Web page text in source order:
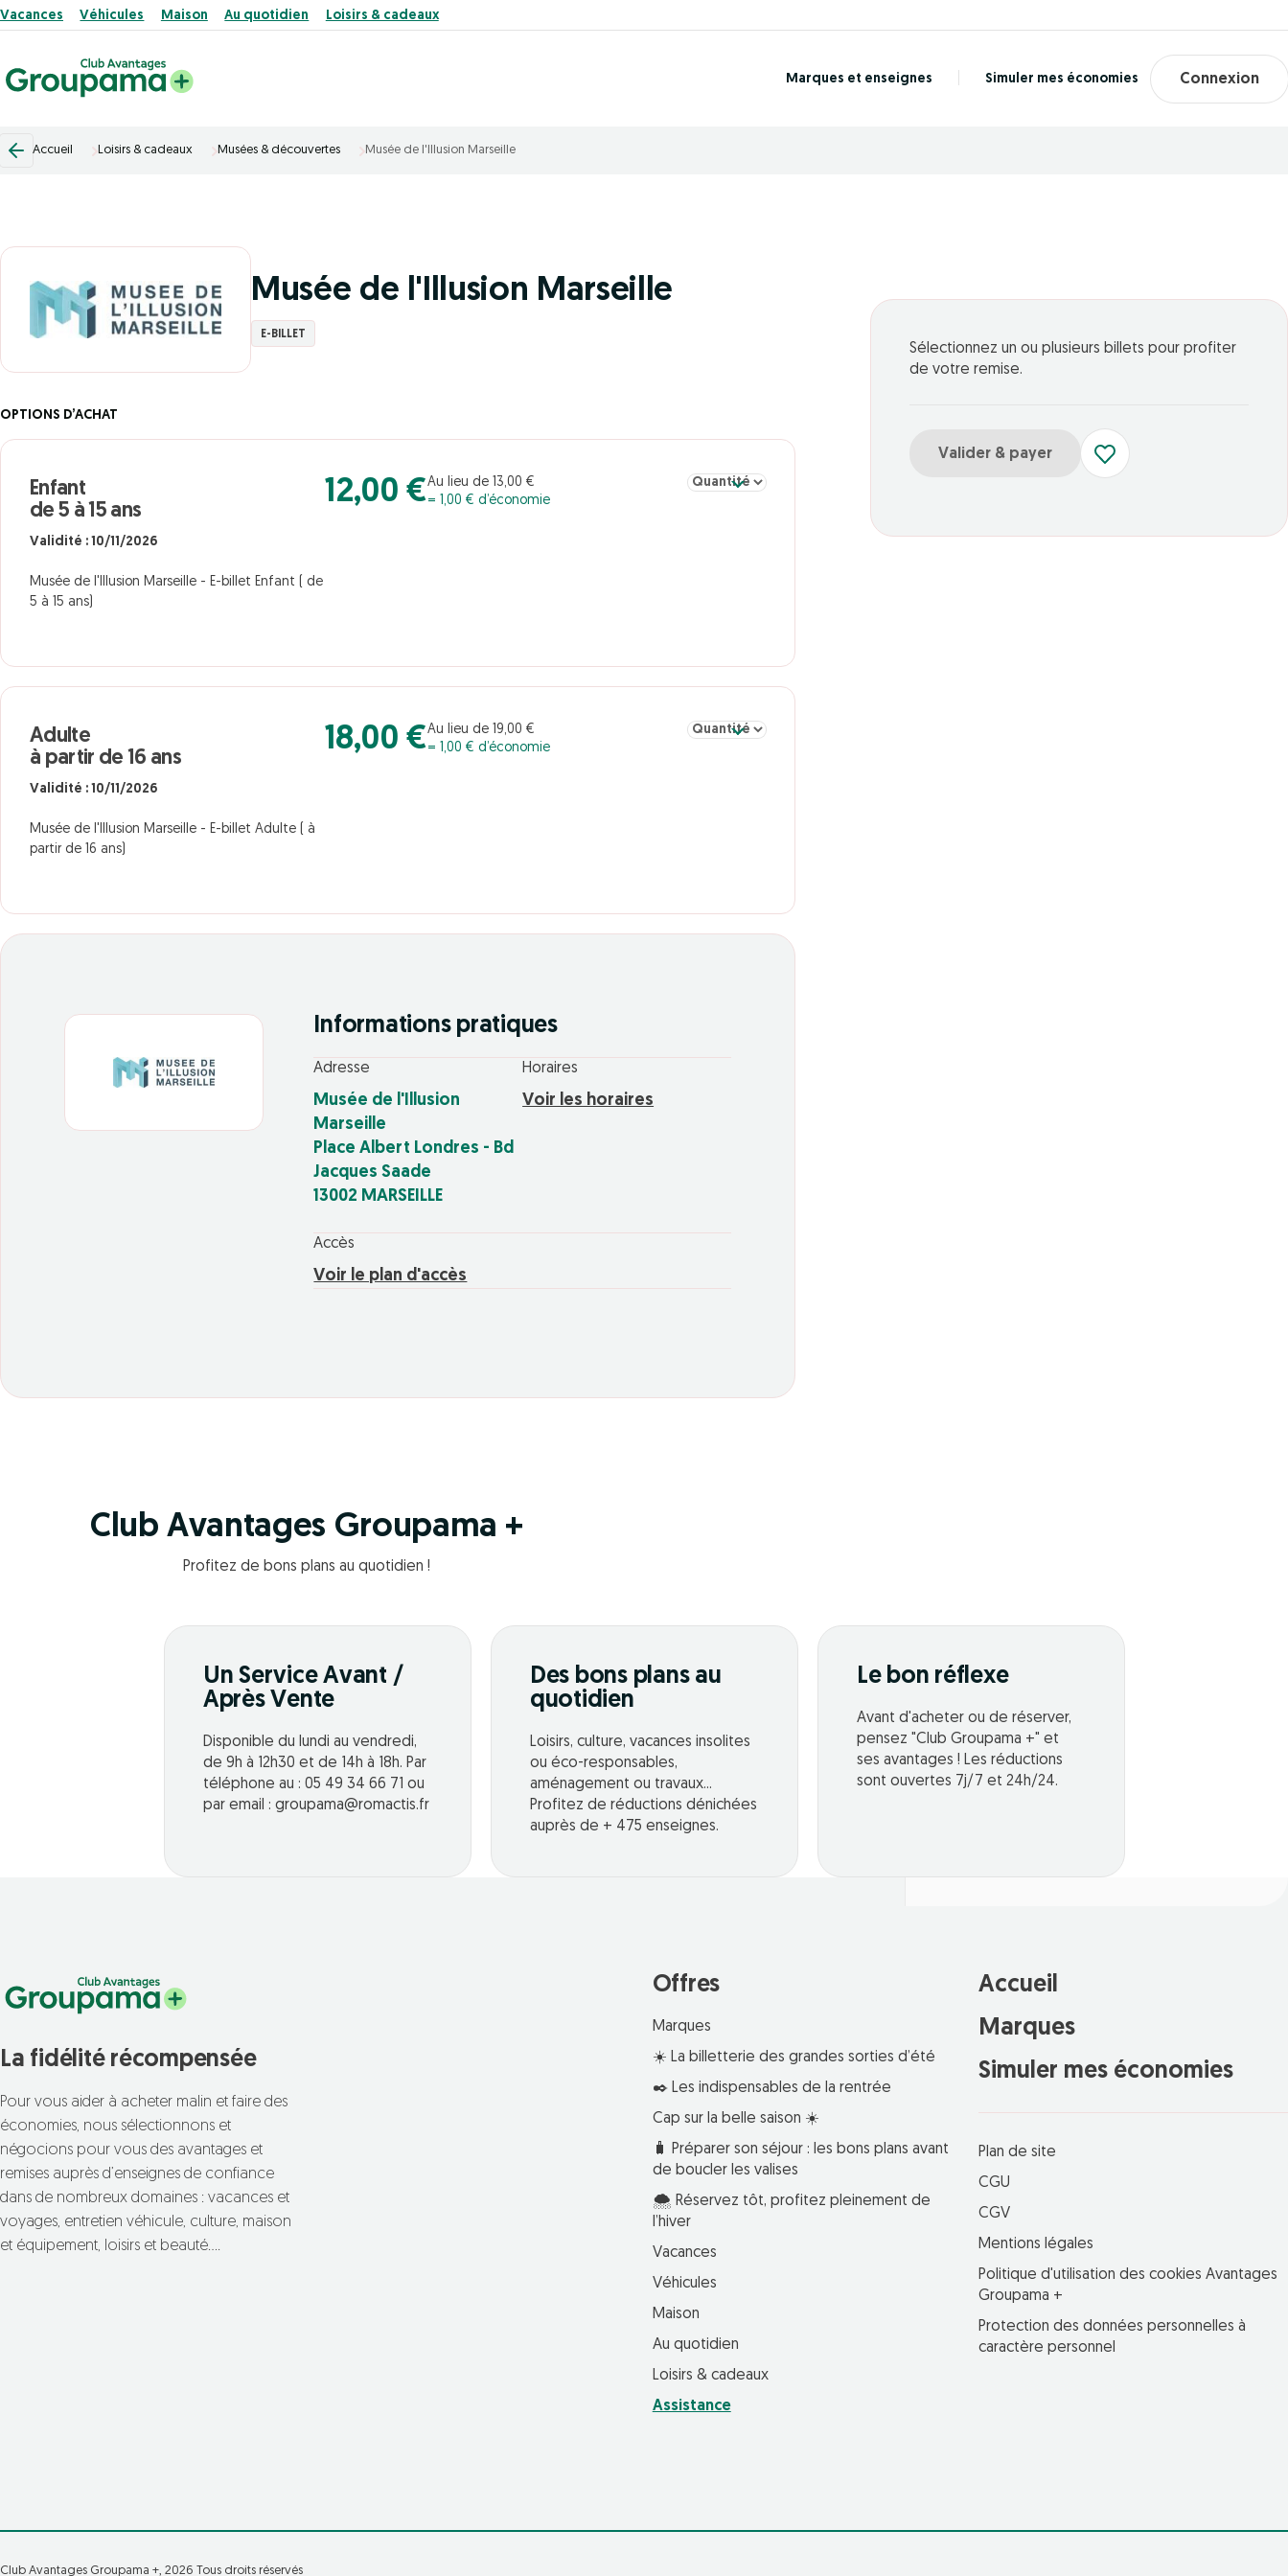
Vacances Véhicules Maison Au quotidien Loisirs & cadeaux
Marques et enseignes Simuler mes économies Connexion
Accueil Loisirs & cadeaux Musées & découvertes Musée de l'Illusion Marseille
Musée de l'Illusion Marseille
E-BILLET
OPTIONS D’ACHAT
Enfant
de 5 à 15 ans
Validité : 10/11/2026
Musée de l'Illusion Marseille - E-billet Enfant ( de
5 à 15 ans)
12,00 €Au lieu de 13,00 €
= 1,00 € d’économie
Sélectionner la quantité pour Enfant de 5 à 15 ans
Adulte
à partir de 16 ans
Validité : 10/11/2026
Musée de l'Illusion Marseille - E-billet Adulte ( à
partir de 16 ans)
18,00 €Au lieu de 19,00 €
= 1,00 € d’économie
Sélectionner la quantité pour Adulte à partir de 16 ans
Informations pratiques
Adresse
Musée de l'Illusion
Marseille
Place Albert Londres - Bd
Jacques Saade
13002 MARSEILLE
Horaires
Voir les horaires
Accès
Voir le plan d'accès
Sélectionnez un ou plusieurs billets pour profiter
de votre remise.
Valider & payer
Club Avantages Groupama +
Profitez de bons plans au quotidien !
Un Service Avant /
Après Vente
Disponible du lundi au vendredi,
de 9h à 12h30 et de 14h à 18h. Par
téléphone au : 05 49 34 66 71 ou
par email : groupama@romactis.fr
Des bons plans au
quotidien
Loisirs, culture, vacances insolites
ou éco-responsables,
aménagement ou travaux...
Profitez de réductions dénichées
auprès de + 475 enseignes.
Le bon réflexe
Avant d'acheter ou de réserver,
pensez "Club Groupama +" et
ses avantages ! Les réductions
sont ouvertes 7j/7 et 24h/24.
La fidélité récompensée
Pour vous aider à acheter malin et faire des
économies, nous sélectionnons et
négocions pour vous des avantages et
remises auprès d’enseignes de confiance
dans de nombreux domaines : vacances et
voyages, entretien véhicule, culture, maison
et équipement, loisirs et beauté….
Offres
Marques
☀️ La billetterie des grandes sorties d’été
✒️ Les indispensables de la rentrée
Cap sur la belle saison ☀️
🧳 Préparer son séjour : les bons plans avant
de boucler les valises
🌨️ Réservez tôt, profitez pleinement de
l’hiver
Vacances
Véhicules
Maison
Au quotidien
Loisirs & cadeaux
Assistance
Accueil
Marques
Simuler mes économies
Plan de site
CGU
CGV
Mentions légales
Politique d'utilisation des cookies Avantages
Groupama +
Protection des données personnelles à
caractère personnel
Club Avantages Groupama +, 2026 Tous droits réservés